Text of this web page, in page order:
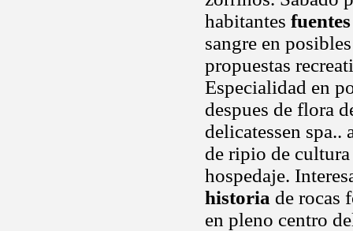
habitantes
sangre en
propuestas
Especialidad en
despues de flora
delicatessen spa..
de ripio de
hospedaje.
historia de rocas
en pleno centro